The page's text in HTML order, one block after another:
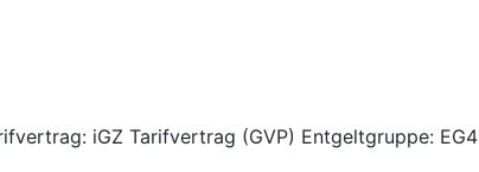
iGZ Tarifvertrag (GVP) Entgeltgruppe: EG4